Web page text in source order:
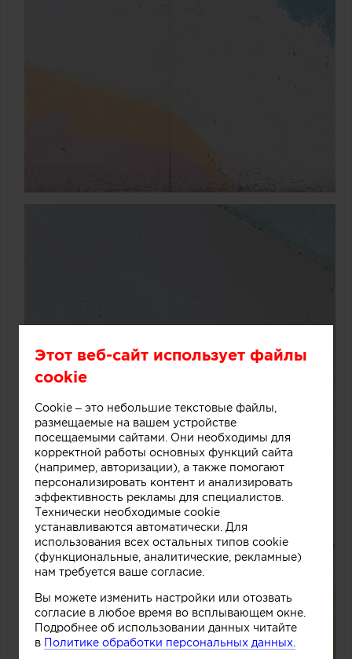
Этот веб-сайт использует файлы
cookie
Cookie – это небольшие текстовые файлы,
размещаемые на вашем устройстве
посещаемыми сайтами. Они необходимы для
корректной работы основных функций сайта
(например, авторизации), а также помогают
персонализировать контент и анализировать
эффективность рекламы для специалистов.
Технически необходимые cookie
устанавливаются автоматически. Для
использования всех остальных типов cookie
(функциональные, аналитические, рекламные)
нам требуется ваше согласие.
Вы можете изменить настройки или отозвать
согласие в любое время во всплывающем окне.
Подробнее об использовании данных читайте
в Политике обработки персональных данных.